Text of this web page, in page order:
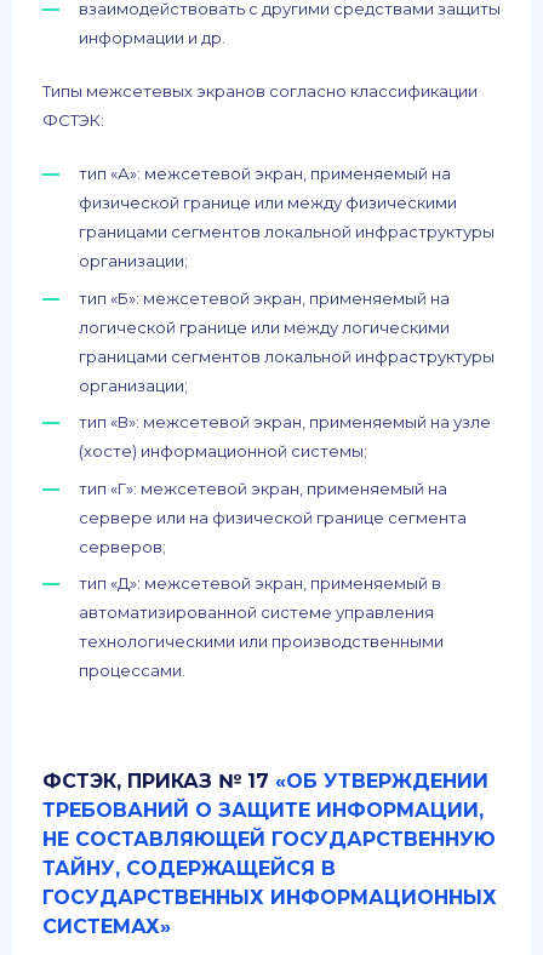
взаимодействовать с другими средствами защиты
информации и др.
Типы межсетевых экранов согласно классификации
ФСТЭК:
тип «А»: межсетевой экран, применяемый на
физической границе или между физическими
границами сегментов локальной инфраструктуры
организации;
тип «Б»: межсетевой экран, применяемый на
логической границе или между логическими
границами сегментов локальной инфраструктуры
организации;
тип «В»: межсетевой экран, применяемый на узле
(хосте) информационной системы;
тип «Г»: межсетевой экран, применяемый на
сервере или на физической границе сегмента
серверов;
тип «Д»: межсетевой экран, применяемый в
автоматизированной системе управления
технологическими или производственными
процессами.
ФСТЭК, ПРИКАЗ № 17 «ОБ УТВЕРЖДЕНИИ
ТРЕБОВАНИЙ О ЗАЩИТЕ ИНФОРМАЦИИ,
НЕ СОСТАВЛЯЮЩЕЙ ГОСУДАРСТВЕННУЮ
ТАЙНУ, СОДЕРЖАЩЕЙСЯ В
ГОСУДАРСТВЕННЫХ ИНФОРМАЦИОННЫХ
СИСТЕМАХ»